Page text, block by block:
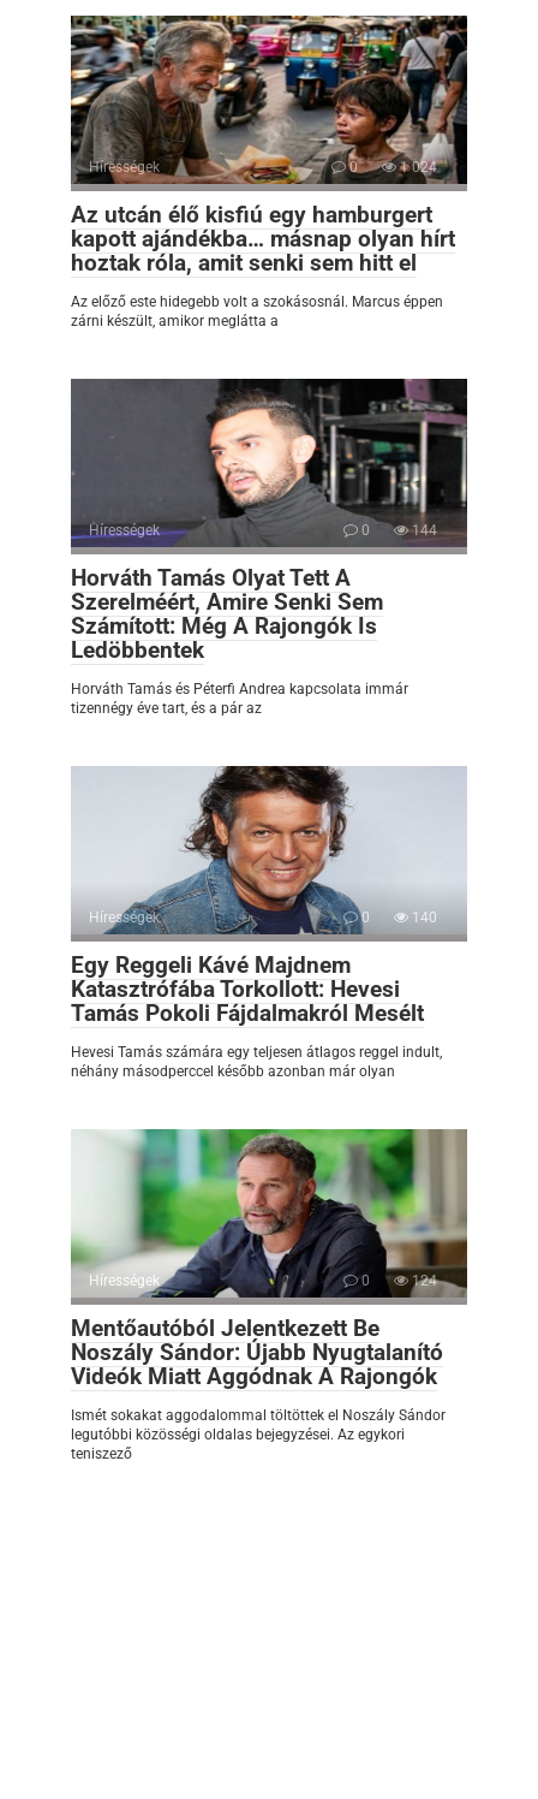
Hírességek 0 1 024
Az utcán élő kisfiú egy hamburgert
kapott ajándékba… másnap olyan hírt
hoztak róla, amit senki sem hitt el
Az előző este hidegebb volt a szokásosnál. Marcus éppen
zárni készült, amikor meglátta a
Hírességek 0 144
Horváth Tamás Olyat Tett A
Szerelméért, Amire Senki Sem
Számított: Még A Rajongók Is
Ledöbbentek
Horváth Tamás és Péterfi Andrea kapcsolata immár
tizennégy éve tart, és a pár az
Hírességek 0 140
Egy Reggeli Kávé Majdnem
Katasztrófába Torkollott: Hevesi
Tamás Pokoli Fájdalmakról Mesélt
Hevesi Tamás számára egy teljesen átlagos reggel indult,
néhány másodperccel később azonban már olyan
Hírességek 0 124
Mentőautóból Jelentkezett Be
Noszály Sándor: Újabb Nyugtalanító
Videók Miatt Aggódnak A Rajongók
Ismét sokakat aggodalommal töltöttek el Noszály Sándor
legutóbbi közösségi oldalas bejegyzései. Az egykori
teniszező